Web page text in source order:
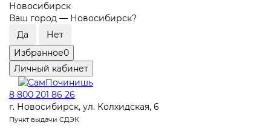
Новосибирск
Ваш город — Новосибирск?
Избранное0
Личный кабинет
8 800 201 86 26
г. Новосибирск, ул. Колхидская, 6
Пункт выдачи СДЭК